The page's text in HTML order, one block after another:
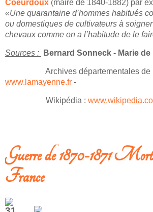
Coeurdoux (maire de 1840-1882) par
«Une quarantaine d’hommes habitués
ou domestiques de cultivateurs à
chevaux comme on a l’habitude de le
Sources : Bernard Sonneck - Marie de
Archives départementales de la
www.lamayenne.fr -
Wikipédia :
Guerre de 1870-1871
France